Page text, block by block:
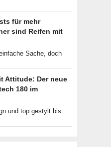
für mehr
sind Reifen mit
Sache, doch
Attitude: Der neue
180 im
und top gestylt bis